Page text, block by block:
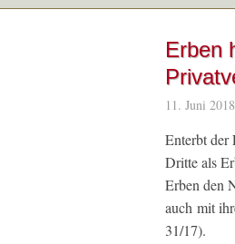
Erben
11. Juni 2018
Enterbt der
Dritte als
Erben den
auch mit
31/17).